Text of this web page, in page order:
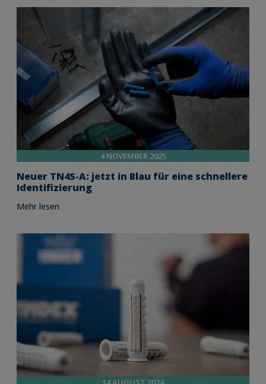
4 NOVEMBER 2025
Neuer TN4S-A: jetzt in Blau für eine schnellere
Identifizierung
Mehr lesen